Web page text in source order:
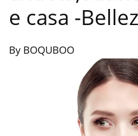
e casa -
By BOQUBOO